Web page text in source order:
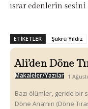
ısrar edenlerin
ETIKETLER Şükrü Yıldız
Ali’den Döne
Makaleler/Yazılar 1
Bazı ölümler, geride bir
Döne Ana’nın (Döne